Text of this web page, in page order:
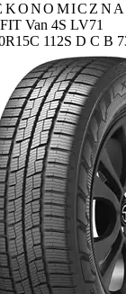
Van 4S LV71
112S Etykieta:
D C B